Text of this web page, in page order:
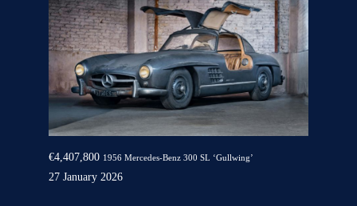
€4,407,800 1956 Mercedes-Benz 300 SL ‘Gullwing’
27 January 2026